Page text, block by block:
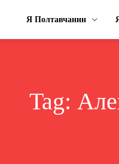
Я Полтавчанин
Tag: